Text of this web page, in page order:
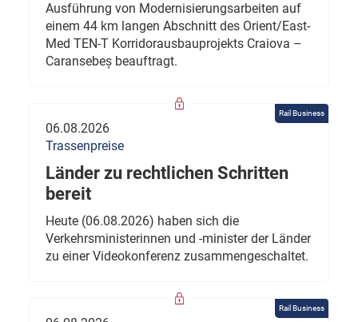
Ausführung von Modernisierungsarbeiten auf
einem 44 km langen Abschnitt des Orient/East-
Med TEN-T Korridorausbauprojekts Craiova –
Caransebeș beauftragt.
Rail Business
06.08.2026
Trassenpreise
Länder zu rechtlichen Schritten
bereit
Heute (06.08.2026) haben sich die
Verkehrsministerinnen und -minister der Länder
zu einer Videokonferenz zusammengeschaltet.
Rail Business